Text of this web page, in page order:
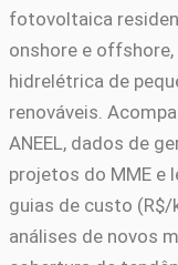
fotovoltaica
onshore e
hidrelétrica de
renováveis.
ANEEL, dados de
projetos do MME e
guias de custo (R$/
análises de novos